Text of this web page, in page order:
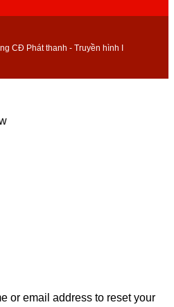
CĐ Phát thanh - Truyền hình I
or email address to reset your